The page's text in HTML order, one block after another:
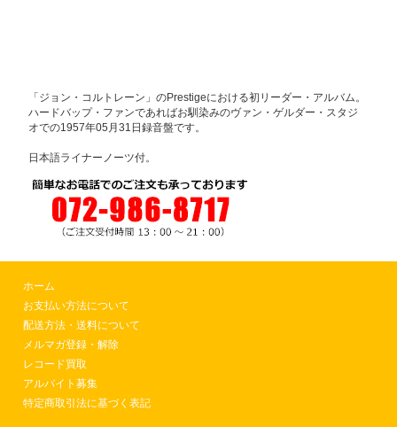
「ジョン・コルトレーン」のPrestigeにおける初リーダー・アルバム。
ハードバップ・ファンであればお馴染みのヴァン・ゲルダー・スタジ
オでの1957年05月31日録音盤です。
日本語ライナーノーツ付。
ホーム
お支払い方法について
配送方法・送料について
メルマガ登録・解除
レコード買取
アルバイト募集
特定商取引法に基づく表記